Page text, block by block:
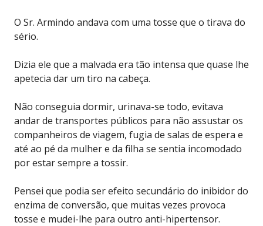
O Sr. Armindo andava com uma tosse que o tirava do
sério.
Dizia ele que a malvada era tão intensa que quase lhe
apetecia dar um tiro na cabeça.
Não conseguia dormir, urinava-se todo, evitava
andar de transportes públicos para não assustar os
companheiros de viagem, fugia de salas de espera e
até ao pé da mulher e da filha se sentia incomodado
por estar sempre a tossir.
Pensei que podia ser efeito secundário do inibidor do
enzima de conversão, que muitas vezes provoca
tosse e mudei-lhe para outro anti-hipertensor.